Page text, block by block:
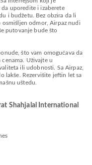
da uporedite i izaberete
i budžetu. Bez obzira da li
odmor, Airpaz nudi
putovanje bude što
što vam omogućava da
Uživajte u
ili udobnosti. Sa Airpaz,
lakše. Rezervišite jeftin let sa
uštedu.
Shahjalal International